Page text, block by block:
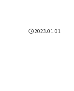
2023.01.01